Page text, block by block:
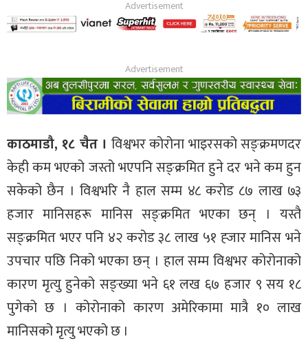
काठमाडौ, १८ चैत । विश्वभर कोरोना भाइरसको सङ्क्रमणदर
केही कम भएको जस्तो भएपनि सङ्क्रमित हुने दर भने कम हुन
सकेको छैन । विश्वभरि नै हाल सम्म ४८ करोड ८७ लाख ७३
हजार मानिसहरू मानिस सङ्क्रमित भएका छन् । यस्तै
सङ्क्रमित भएर पनि ४२ करोड ३८ लाख ५१ ह्जार मानिस भने
उपचार पछि निको भएका छन् । हाल सम्म विश्वभर कोरोनाको
कारण मृत्यु हुनेको सङ्ख्या भने ६१ लख ६७ हजार ९ सय १८
पुगेको छ । कोरोनाको कारण अमेरिकामा मात्रै १० लाख
मानिसको मृत्यु भएको छ ।